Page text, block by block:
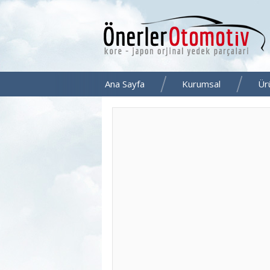
Ana Sayfa Kurumsal